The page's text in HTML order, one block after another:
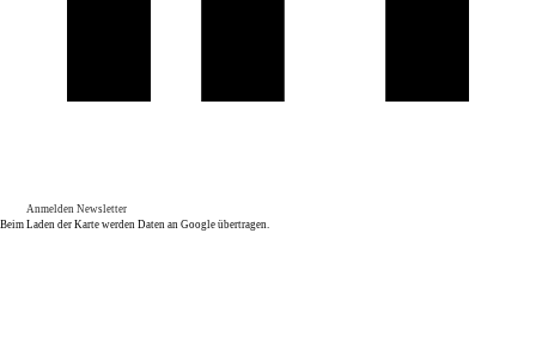
Anmelden Newsletter
Beim Laden der Karte werden Daten an Google übertragen.